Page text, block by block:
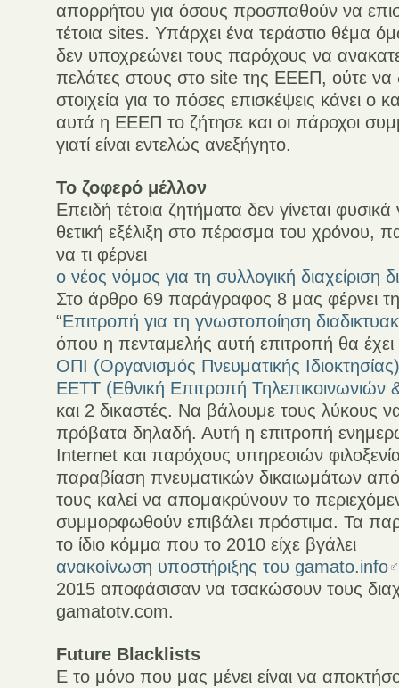
απορρήτου για όσους προσπαθούν να
τέτοια sites. Υπάρχει ένα τεράστιο θέμα
δεν υποχρεώνει τους παρόχους να
πελάτες στους στο site της ΕΕΕΠ, ούτε να
στοιχεία για το πόσες επισκέψεις κάνει ο
αυτά η ΕΕΕΠ το ζήτησε και οι πάροχοι
γιατί είναι εντελώς ανεξήγητο.
Το ζοφερό μέλλον
Επειδή τέτοια ζητήματα δεν γίνεται
θετική εξέλιξη στο πέρασμα του χρόνου,
να τι φέρνει
ο νέος νόμος για τη συλλογική
Στο άρθρο 69 παράγραφος 8 μας φέρνει
“Επιτροπή για τη γνωστοποίηση
όπου η πενταμελής αυτή επιτροπή θα
ΟΠΙ (Οργανισμός Πνευματικής
ΕΕΤΤ (Εθνική Επιτροπή Τηλεπικοινωνιών
και 2 δικαστές. Να βάλουμε τους λύκους
πρόβατα δηλαδή. Αυτή η επιτροπή
Internet και παρόχους υπηρεσιών
παραβίαση πνευματικών δικαιωμάτων
τους καλεί να απομακρύνουν το
συμμορφωθούν επιβάλει πρόστιμα. Τα
το ίδιο κόμμα που το 2010 είχε βγάλει
ανακοίνωση υποστήριξης του gamato.info
2015 αποφάσισαν να τσακώσουν τους
gamatotv.com.
Future Blacklists
Ε το μόνο που μας μένει είναι να